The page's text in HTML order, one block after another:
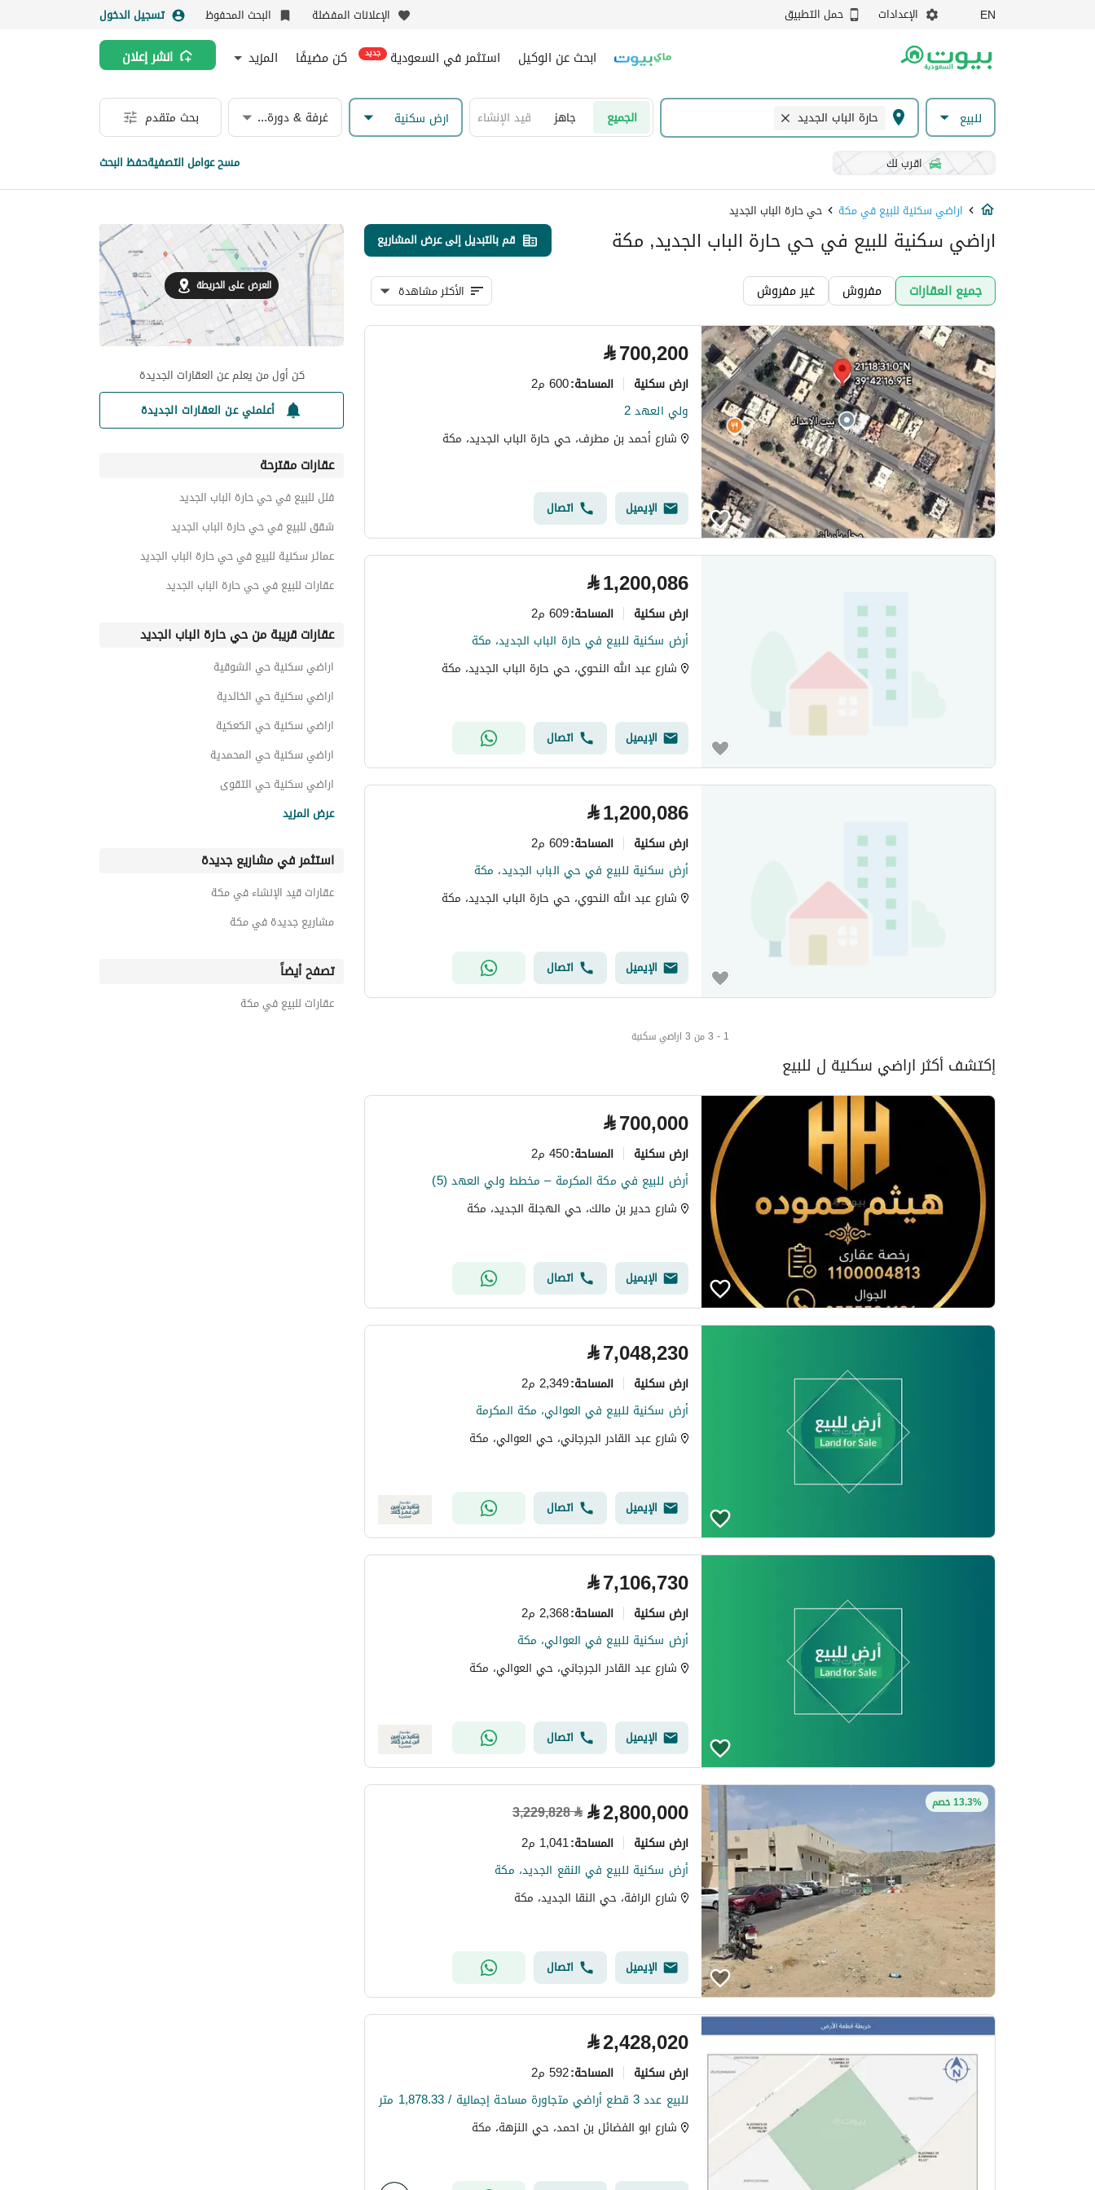
EN الإعدادات حمل التطبيق الإعلانات المفضلة البحث المحفوظ تسجيل الدخول
ابحث عن الوكيل استثمر في السعودية جديد كن مضيفًا المزيد انشر إعلان
للبيع حارة الباب الجديد الجميع جاهز قيد الإنشاء ارض سكنية غرفة & دورة مياه بحث متقدم
اقرب لك مسح عوامل التصفيةحفظ البحث
اراضي سكنية للبيع في مكة حي حارة الباب الجديد
اراضي سكنية للبيع في حي حارة الباب الجديد, مكة قم بالتبديل إلى عرض المشاريع
جميع العقارات مفروش غير مفروش الأكثر مشاهدة
⃁700,200
ارض سكنية المساحة:600 م2
ولي العهد 2
شارع أحمد بن مطرف، حي حارة الباب الجديد، مكة
الإيميل اتصال
⃁1,200,086
ارض سكنية المساحة:609 م2
أرض سكنية للبيع في حارة الباب الجديد، مكة
شارع عبد الله النحوي، حي حارة الباب الجديد، مكة
الإيميل اتصال
⃁1,200,086
ارض سكنية المساحة:609 م2
أرض سكنية للبيع في حي الباب الجديد، مكة
شارع عبد الله النحوي، حي حارة الباب الجديد، مكة
الإيميل اتصال
1 - 3 من 3 اراضي سكنية
إكتشف أكثر اراضي سكنية ل للبيع
⃁700,000
ارض سكنية المساحة:450 م2
أرض للبيع في مكة المكرمة – مخطط ولي العهد (5)
شارع حدير بن مالك، حي الهجلة الجديد، مكة
الإيميل اتصال
⃁7,048,230
ارض سكنية المساحة:2,349 م2
أرض سكنية للبيع في العوالي، مكة المكرمة
شارع عبد القادر الجرجاني، حي العوالي، مكة
الإيميل اتصال
⃁7,106,730
ارض سكنية المساحة:2,368 م2
أرض سكنية للبيع في العوالي، مكة
شارع عبد القادر الجرجاني، حي العوالي، مكة
الإيميل اتصال
13.3% خصم ⃁2,800,000
⃁
3,229,828
ارض سكنية المساحة:1,041 م2
أرض سكنية للبيع في النقع الجديد، مكة
شارع الرافة، حي النقا الجديد، مكة
الإيميل اتصال
⃁2,428,020
ارض سكنية المساحة:592 م2
للبيع عدد 3 قطع أراضي متجاورة مساحة إجمالية / 1,878.33 متر
شارع ابو الفضائل بن احمد، حي النزهة، مكة
العرض على الخريطة
كن أول من يعلم عن العقارات الجديدة
أعلمني عن العقارات الجديدة
عقارات مقترحة
فلل للبيع في حي حارة الباب الجديد
شقق للبيع في حي حارة الباب الجديد
عمائر سكنية للبيع في حي حارة الباب الجديد
عقارات للبيع في حي حارة الباب الجديد
عقارات قريبة من حي حارة الباب الجديد
اراضي سكنية حي الشوقية
اراضي سكنية حي الخالدية
اراضي سكنية حي الكعكية
اراضي سكنية حي المحمدية
اراضي سكنية حي التقوى
اراضي سكنية حي البساتين
اراضي سكنية حي المسفلة
اراضي سكنية حي جرهم الشمالي
عرض المزيد
استثمر في مشاريع جديدة
عقارات قيد الإنشاء في مكة
مشاريع جديدة في مكة
تصفح أيضاً
عقارات للبيع في مكة